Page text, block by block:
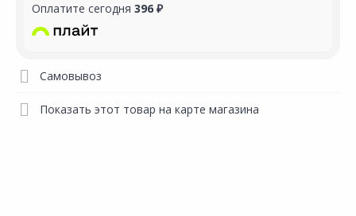
Оплатите сегодня 396 ₽
Самовывоз
Показать этот товар на карте магазина